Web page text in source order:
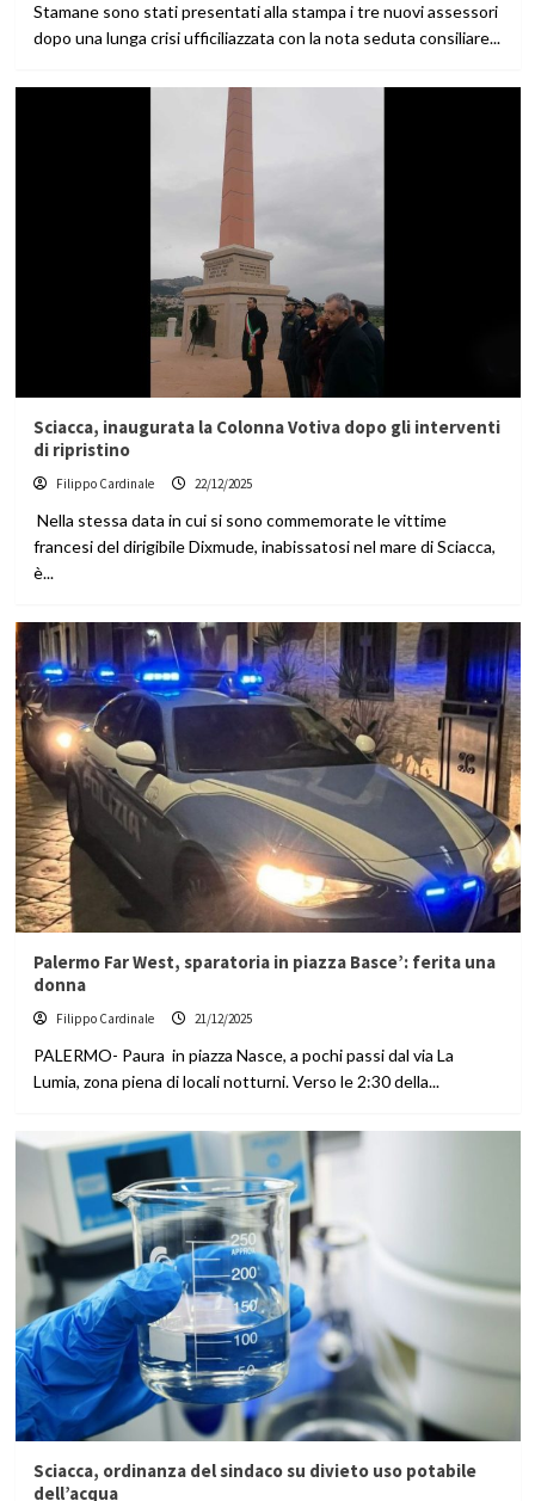
Stamane sono stati presentati alla stampa i tre nuovi assessori
dopo una lunga crisi ufficiliazzata con la nota seduta consiliare...
Sciacca, inaugurata la Colonna Votiva dopo gli interventi
di ripristino
Filippo Cardinale 22/12/2025
Nella stessa data in cui si sono commemorate le vittime
francesi del dirigibile Dixmude, inabissatosi nel mare di Sciacca,
è...
Palermo Far West, sparatoria in piazza Basce’: ferita una
donna
Filippo Cardinale 21/12/2025
PALERMO- Paura in piazza Nasce, a pochi passi dal via La
Lumia, zona piena di locali notturni. Verso le 2:30 della...
Sciacca, ordinanza del sindaco su divieto uso potabile
dell’acqua